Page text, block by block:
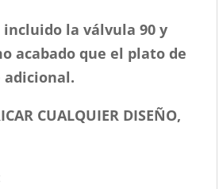
incluido la válvula 90 y
acabado que el plato de
adicional.
CUALQUIER DISEÑO,